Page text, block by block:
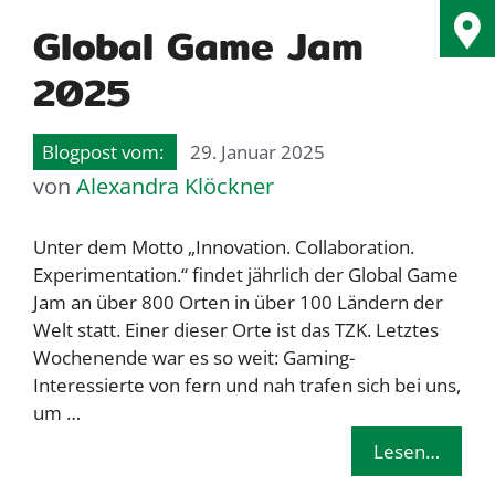
Global Game Jam
2025
29. Januar 2025
von Alexandra Klöckner
Unter dem Motto „Innovation. Collaboration.
Experimentation.“ findet jährlich der Global Game
Jam an über 800 Orten in über 100 Ländern der
Welt statt. Einer dieser Orte ist das TZK. Letztes
Wochenende war es so weit: Gaming-
Interessierte von fern und nah trafen sich bei uns,
um …
Lesen…